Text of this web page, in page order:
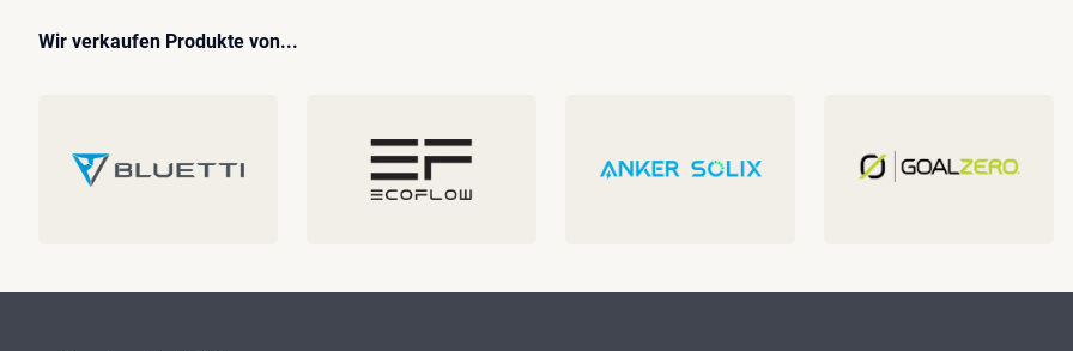
Wir verkaufen Produkte von...